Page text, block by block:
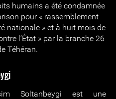
humains a été condamnée
pour « rassemblement
nationale » et à huit mois de
l’État » par la branche 26
Téhéran.
Soltanbeygi est une